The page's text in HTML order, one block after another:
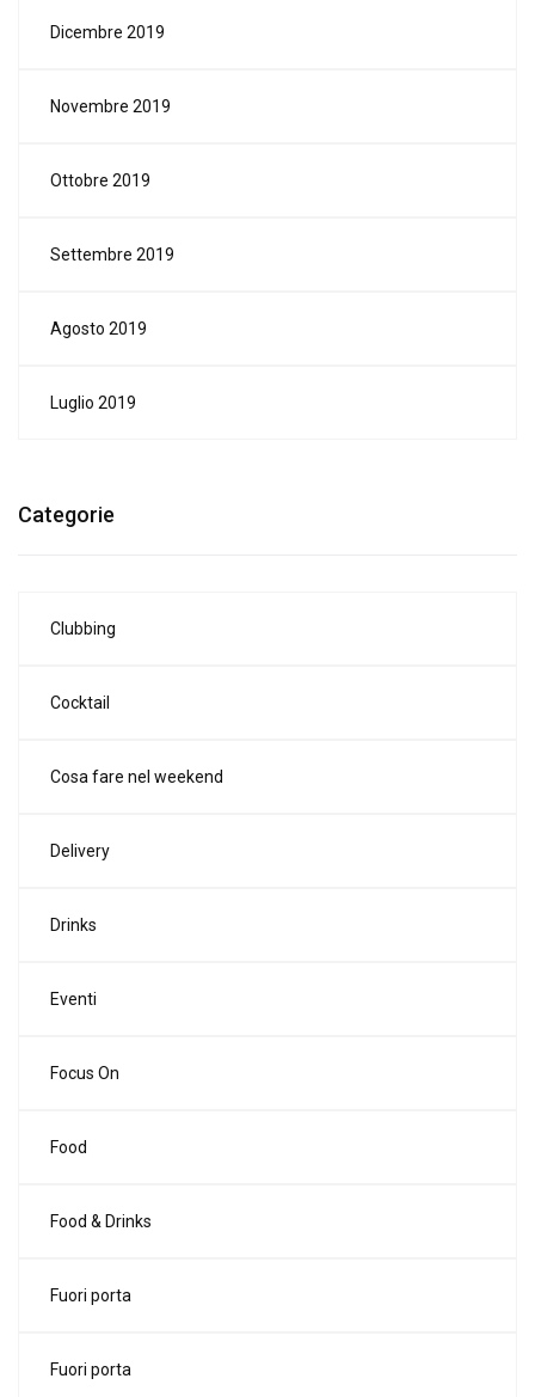
Dicembre 2019
Novembre 2019
Ottobre 2019
Settembre 2019
Agosto 2019
Luglio 2019
Categorie
Clubbing
Cocktail
Cosa fare nel weekend
Delivery
Drinks
Eventi
Focus On
Food
Food & Drinks
Fuori porta
Fuori porta